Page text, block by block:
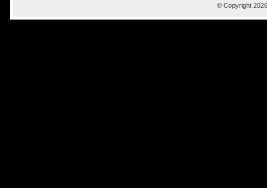
© Copyright